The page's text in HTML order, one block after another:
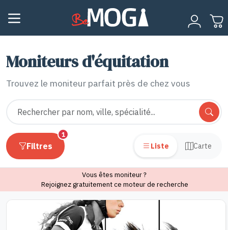
Moniteurs d'équitation
Trouvez le moniteur parfait près de chez vous
Rechercher un moniteur
Filtres
1
Liste Carte
Vous êtes moniteur ?
Rejoignez gratuitement ce moteur de recherche